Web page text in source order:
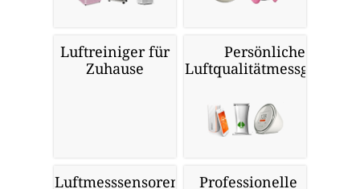
Luftreiniger für
Zuhause
Persönliche
Luftqualitätmessgeräte
Luftmesssensoren Professionelle